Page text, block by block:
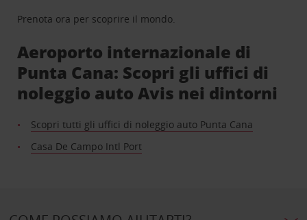
Prenota ora per scoprire il mondo.
Aeroporto internazionale di
Punta Cana: Scopri gli uffici di
noleggio auto Avis nei dintorni
Scopri tutti gli uffici di noleggio auto Punta Cana
Casa De Campo Intl Port